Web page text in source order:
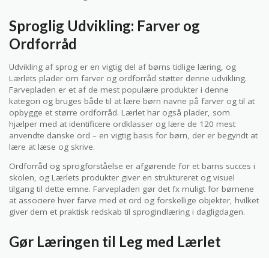
Sproglig Udvikling: Farver og
Ordforråd
Udvikling af sprog er en vigtig del af børns tidlige læring, og
Lærlets plader om farver og ordforråd støtter denne udvikling.
Farvepladen er et af de mest populære produkter i denne
kategori og bruges både til at lære børn navne på farver og til at
opbygge et større ordforråd. Lærlet har også plader, som
hjælper med at identificere ordklasser og lære de 120 mest
anvendte danske ord – en vigtig basis for børn, der er begyndt at
lære at læse og skrive.
Ordforråd og sprogforståelse er afgørende for et barns succes i
skolen, og Lærlets produkter giver en struktureret og visuel
tilgang til dette emne. Farvepladen gør det fx muligt for børnene
at associere hver farve med et ord og forskellige objekter, hvilket
giver dem et praktisk redskab til sprogindlæring i dagligdagen.
Gør Læringen til Leg med Lærlet